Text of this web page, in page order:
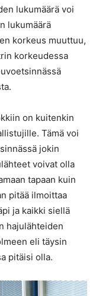
lukumäärä voi
lukumäärä
korkeus muuttuu,
korkeudessa
on kuitenkin
Tämä voi
jokin
voivat olla
tapaan kuin
pitää ilmoittaa
ja kaikki siellä
hajulähteiden
eli täysin
pitäisi olla.